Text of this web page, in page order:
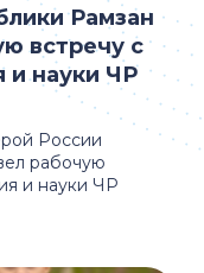
России
рабочую
и науки ЧР
Рамзан
встречу с
и науки ЧР